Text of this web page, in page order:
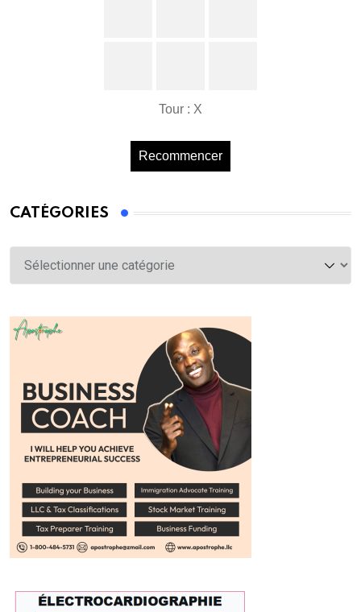
Tour : X
Recommencer
CATÉGORIES
Catégories